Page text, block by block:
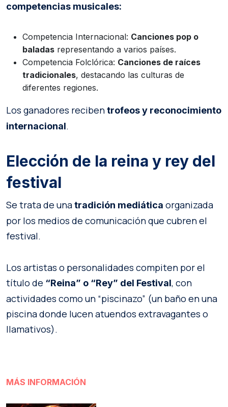
competencias musicales:
Competencia Internacional: Canciones pop o
baladas representando a varios países.
Competencia Folclórica: Canciones de raíces
tradicionales, destacando las culturas de
diferentes regiones.
Los ganadores recibentrofeos y reconocimiento
internacional.
Elección de la reina y rey del
festival
Se trata de unatradición mediática organizada
por los medios de comunicación que cubren el
festival.
Los artistas o personalidades compiten por el
título de “Reina” o “Rey” del Festival, con
actividades como un “piscinazo” (un baño en una
piscina donde lucen atuendos extravagantes o
llamativos).
MÁS INFORMACIÓN